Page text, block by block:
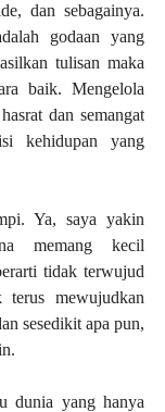
dan sebagainya.
godaan yang
tulisan maka
baik. Mengelola
dan semangat
kehidupan yang
Ya, saya yakin
memang kecil
tidak terwujud
terus mewujudkan
sesedikit apa pun,
dunia yang hanya